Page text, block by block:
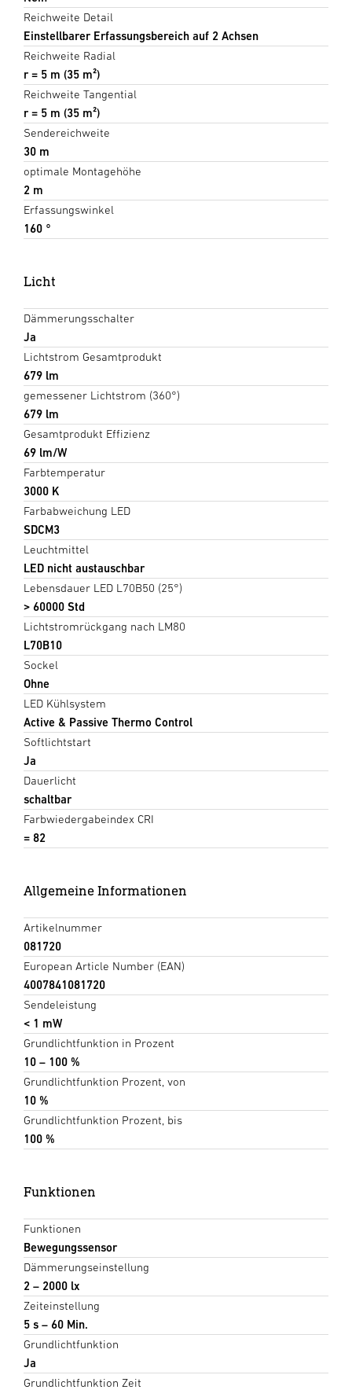
Reichweite Detail
Einstellbarer Erfassungsbereich auf 2 Achsen
Reichweite Radial
r = 5 m (35 m²)
Reichweite Tangential
r = 5 m (35 m²)
Sendereichweite
30 m
optimale Montagehöhe
2 m
Erfassungswinkel
160 °
Licht
Dämmerungsschalter
Ja
Lichtstrom Gesamtprodukt
679 lm
gemessener Lichtstrom (360°)
679 lm
Gesamtprodukt Effizienz
69 lm/W
Farbtemperatur
3000 K
Farbabweichung LED
SDCM3
Leuchtmittel
LED nicht austauschbar
Lebensdauer LED L70B50 (25°)
> 60000 Std
Lichtstromrückgang nach LM80
L70B10
Sockel
Ohne
LED Kühlsystem
Active & Passive Thermo Control
Softlichtstart
Ja
Dauerlicht
schaltbar
Farbwiedergabeindex CRI
= 82
Allgemeine Informationen
Artikelnummer
081720
European Article Number (EAN)
4007841081720
Sendeleistung
< 1 mW
Grundlichtfunktion in Prozent
10 – 100 %
Grundlichtfunktion Prozent, von
10 %
Grundlichtfunktion Prozent, bis
100 %
Funktionen
Funktionen
Bewegungssensor
Dämmerungseinstellung
2 – 2000 lx
Zeiteinstellung
5 s – 60 Min.
Grundlichtfunktion
Ja
Grundlichtfunktion Zeit